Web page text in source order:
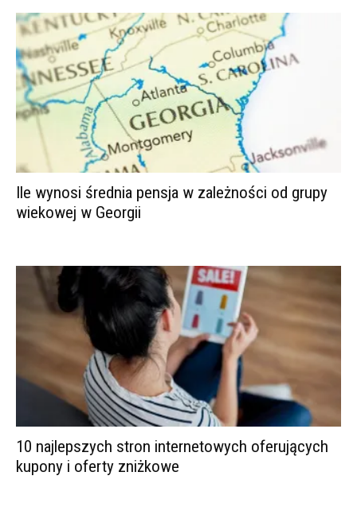
Ile wynosi średnia pensja w zależności od grupy
wiekowej w Georgii
10 najlepszych stron internetowych oferujących
kupony i oferty zniżkowe